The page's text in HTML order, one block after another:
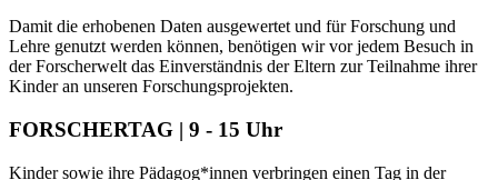
Damit die erhobenen Daten ausgewertet und für Forschung und
Lehre genutzt werden können, benötigen wir vor jedem Besuch in
der Forscherwelt das Einverständnis der Eltern zur Teilnahme ihrer
Kinder an unseren Forschungsprojekten.
FORSCHERTAG | 9 - 15 Uhr
Kinder sowie ihre Pädagog*innen verbringen einen Tag in der